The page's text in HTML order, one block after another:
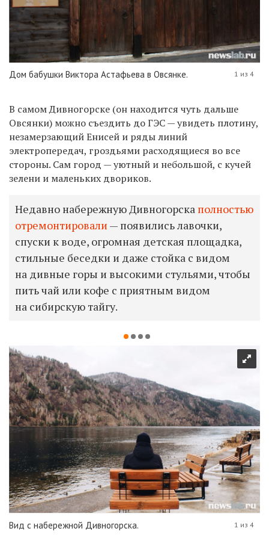
Дом бабушки Виктора Астафьева в Овсянке. 1 из 4
В самом Дивногорске (он находится чуть дальше
Овсянки) можно съездить до ГЭС — увидеть плотину,
незамерзающий Енисей и ряды линий
электропередач, гроздьями расходящиеся во все
стороны. Сам город — уютный и небольшой, с кучей
зелени и маленьких двориков.
Недавно набережную Дивногорска полностью
отремонтировали — появились лавочки,
спуски к воде, огромная детская площадка,
стильные беседки и даже стойка с видом
на дивные горы и высокими стульями, чтобы
пить чай или кофе с приятным видом
на сибирскую тайгу.
Вид с набережной Дивногорска. 1 из 4